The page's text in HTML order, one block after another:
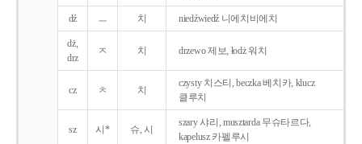
dź ㅡ 치 niedźwiedź 니에치비에치
dż,
drz
ㅈ 치 drzewo 제보, łodż 워치
cz ㅊ 치
czysty 치스티, beczka 베치카, klucz
클루치
sz 시* 슈, 시
szary 샤리, musztarda 무슈타르다,
kapelusz 카펠루시